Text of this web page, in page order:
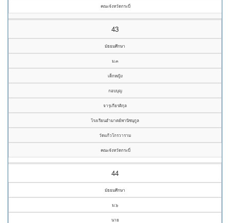
คณะจังหวัดกระบี่
43
มัธยมศึกษา
ม.๓
เด็กหญิง
กอบบุญ
จารุเกียรติกุล
โรงเรียนอำมาตย์พานิชนุกูล
วัดแก้วโกรวาราม
คณะจังหวัดกระบี่
44
มัธยมศึกษา
ม.๖
นาย